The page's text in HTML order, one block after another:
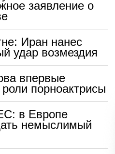
заявление о
Иран нанес
удар возмездия
впервые
порноактрисы
в Европе
немыслимый